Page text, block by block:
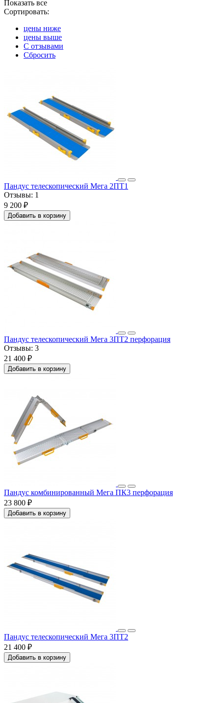
Показать все
Сортировать:
цены ниже
цены выше
С отзывами
Сбросить
Пандус телескопический Мега 2ПТ1
Отзывы: 1
9 200 ₽
Добавить в корзину
Пандус телескопический Мега 3ПТ2 перфорация
Отзывы: 3
21 400 ₽
Добавить в корзину
Пандус комбинированный Мега ПК3 перфорация
23 800 ₽
Добавить в корзину
Пандус телескопический Мега 3ПТ2
21 400 ₽
Добавить в корзину